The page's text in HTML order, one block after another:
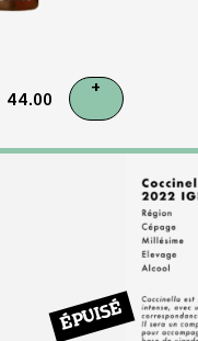
44.00
+
ÉPUISÉ